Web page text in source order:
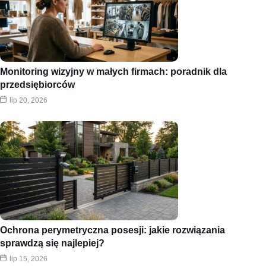
Monitoring wizyjny w małych firmach: poradnik dla
przedsiębiorców
lip 20, 2026
Ochrona perymetryczna posesji: jakie rozwiązania
sprawdzą się najlepiej?
lip 15, 2026